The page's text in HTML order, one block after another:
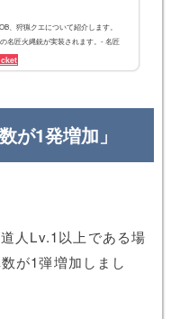
、狩猟クエについて紹介します。
名匠火縄銃が実装されます。- 名匠
は、 職人火縄銃より攻撃力、装填
を材料に使って製作できます。- 名
が1発増加」
人Lv.1以上である場
が1弾増加しまし